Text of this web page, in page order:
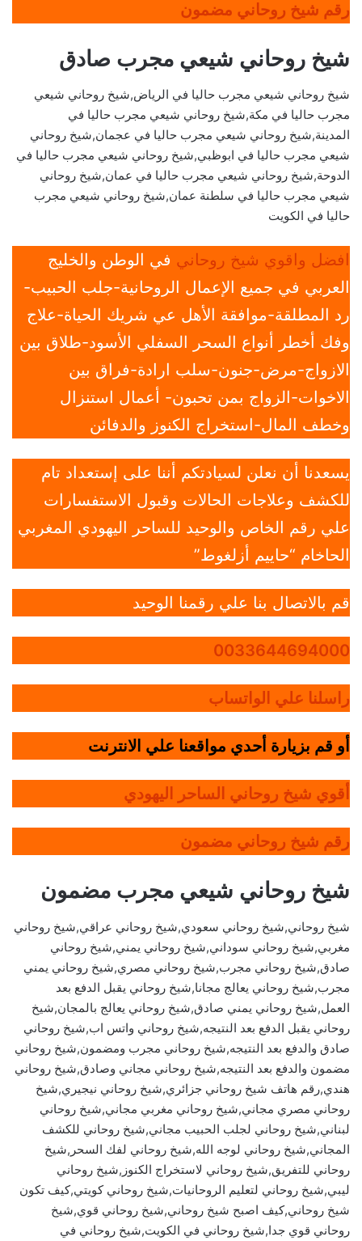
رقم شيخ روحاني مضمون
شيخ روحاني شيعي مجرب صادق
شيخ روحاني شيعي مجرب حاليا في الرياض,شيخ روحاني شيعي
مجرب حاليا في مكة,شيخ روحاني شيعي مجرب حاليا في
المدينة,شيخ روحاني شيعي مجرب حاليا في عجمان,شيخ روحاني
شيعي مجرب حاليا في ابوظبي,شيخ روحاني شيعي مجرب حاليا في
الدوحة,شيخ روحاني شيعي مجرب حاليا في عمان,شيخ روحاني
شيعي مجرب حاليا في سلطنة عمان,شيخ روحاني شيعي مجرب
حاليا في الكويت
افضل واقوي شيخ روحاني في الوطن والخليج
العربي في جميع الإعمال الروحانية-جلب الحبيب-
رد المطلقة-موافقة الأهل عي شريك الحياة-علاج
وفك أخطر أنواع السحر السفلي الأسود-طلاق بين
الازواج-مرض-جنون-سلب ارادة-فراق بين
الاخوات-الزواج بمن تحبون- أعمال استنزال
وخطف المال-استخراج الكنوز والدفائن
يسعدنا أن نعلن لسيادتكم أننا على إستعداد تام
للكشف وعلاجات الحالات وقبول الاستفسارات
علي رقم الخاص والوحيد للساحر اليهودي المغربي
الحاخام “حاييم أزلغوط”
قم بالاتصال بنا علي رقمنا الوحيد
0033644694000
راسلنا علي الواتساب
أو قم بزيارة أحدي مواقعنا علي الانترنت
أقوي شيخ روحاني الساحر اليهودي
رقم شيخ روحاني مضمون
شيخ روحاني شيعي مجرب مضمون
شيخ روحاني,شيخ روحاني سعودي,شيخ روحاني عراقي,شيخ روحاني
مغربي,شيخ روحاني سوداني,شيخ روحاني يمني,شيخ روحاني
صادق,شيخ روحاني مجرب,شيخ روحاني مصري,شيخ روحاني يمني
مجرب,شيخ روحاني يعالج مجانا,شيخ روحاني يقبل الدفع بعد
العمل,شيخ روحاني يمني صادق,شيخ روحاني يعالج بالمجان,شيخ
روحاني يقبل الدفع بعد النتيجه,شيخ روحاني واتس اب,شيخ روحاني
صادق والدفع بعد النتيجه,شيخ روحاني مجرب ومضمون,شيخ روحاني
مضمون والدفع بعد النتيجه,شيخ روحاني مجاني وصادق,شيخ روحاني
هندي,رقم هاتف شيخ روحاني جزائري,شيخ روحاني نيجيري,شيخ
روحاني مصري مجاني,شيخ روحاني مغربي مجاني,شيخ روحاني
لبناني,شيخ روحاني لجلب الحبيب مجاني,شيخ روحاني للكشف
المجاني,شيخ روحاني لوجه الله,شيخ روحاني لفك السحر,شيخ
روحاني للتفريق,شيخ روحاني لاستخراج الكنوز,شيخ روحاني
ليبي,شيخ روحاني لتعليم الروحانيات,شيخ روحاني كويتي,كيف تكون
شيخ روحاني,كيف اصبح شيخ روحاني,شيخ روحاني قوي,شيخ
روحاني قوي جدا,شيخ روحاني في الكويت,شيخ روحاني في